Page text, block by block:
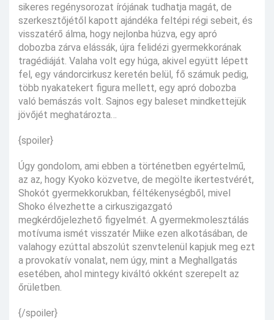
sikeres regénysorozat írójának tudhatja magát, de
szerkesztőjétől kapott ajándéka feltépi régi sebeit, és
visszatérő álma, hogy nejlonba húzva, egy apró
dobozba zárva elássák, újra felidézi gyermekkorának
tragédiáját. Valaha volt egy húga, akivel együtt lépett
fel, egy vándorcirkusz keretén belül, fő számuk pedig,
több nyakatekert figura mellett, egy apró dobozba
való bemászás volt. Sajnos egy baleset mindkettejük
jövőjét meghatározta…
{spoiler}
Úgy gondolom, ami ebben a történetben egyértelmű,
az az, hogy Kyoko közvetve, de megölte ikertestvérét,
Shokót gyermekkorukban, féltékenységből, mivel
Shoko élvezhette a cirkuszigazgató
megkérdőjelezhető figyelmét. A gyermekmolesztálás
motívuma ismét visszatér Miike ezen alkotásában, de
valahogy ezúttal abszolút szenvtelenül kapjuk meg ezt
a provokatív vonalat, nem úgy, mint a Meghallgatás
esetében, ahol mintegy kiváltó okként szerepelt az
őrületben.
{/spoiler}